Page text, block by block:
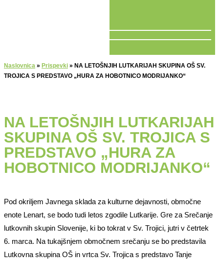
Naslovnica » Prispevki » NA LETOŠNJIH LUTKARIJAH SKUPINA OŠ SV.
TROJICA S PREDSTAVO „HURA ZA HOBOTNICO MODRIJANKO“
NA LETOŠNJIH LUTKARIJAH
SKUPINA OŠ SV. TROJICA S
PREDSTAVO „HURA ZA
HOBOTNICO MODRIJANKO“
Pod okriljem Javnega sklada za kulturne dejavnosti, območne
enote Lenart, se bodo tudi letos zgodile Lutkarije. Gre za Srečanje
lutkovnih skupin Slovenije, ki bo tokrat v Sv. Trojici, jutri v četrtek
6. marca. Na tukajšnjem območnem srečanju se bo predstavila
Lutkovna skupina OŠ in vrtca Sv. Trojica s predstavo Tanje